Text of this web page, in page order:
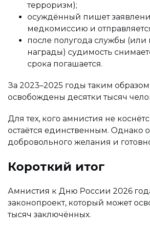
терроризм);
осуждённый пишет
медкомиссию и
после полугода службы (или
награды) судимость
срока погашается.
За 2023–2025 годы таким
освобождены десятки тысяч
Для тех, кого амнистия не
остаётся единственным. Однако
добровольного желания и
Короткий итог
Амнистия к Дню России 2026
законопроект, который может
тысяч заключённых.